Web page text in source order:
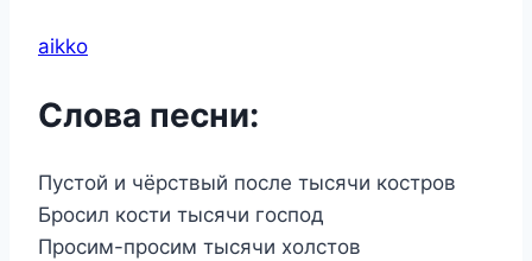
aikko
Слова песни:
Пустой и чёрствый после тысячи костров
Бросил кости тысячи господ
Просим-просим тысячи холстов